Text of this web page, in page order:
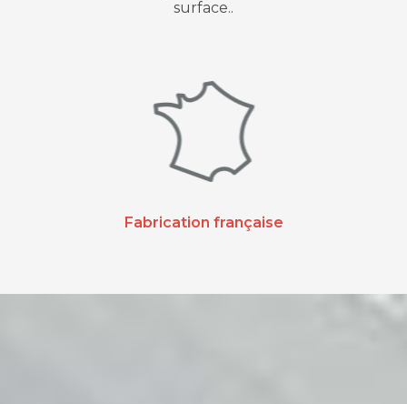
surface..
Fabrication française